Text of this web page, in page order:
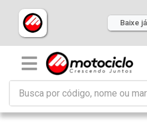
Baixe